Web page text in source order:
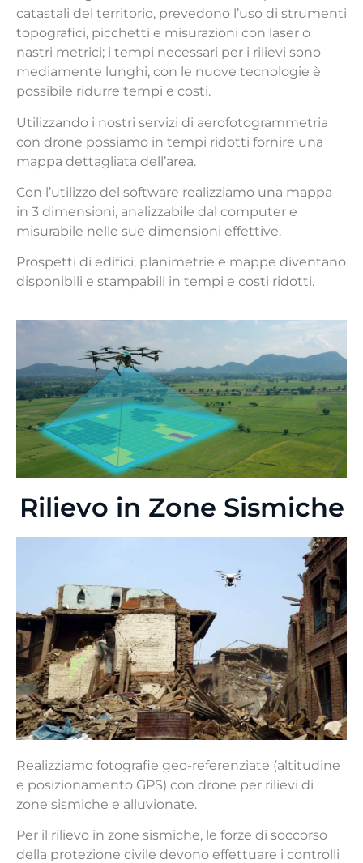
catastali del territorio, prevedono l’uso di strumenti
topografici, picchetti e misurazioni con laser o
nastri metrici; i tempi necessari per i rilievi sono
mediamente lunghi, con le nuove tecnologie è
possibile ridurre tempi e costi.
Utilizzando i nostri servizi di aerofotogrammetria
con drone possiamo in tempi ridotti fornire una
mappa dettagliata dell’area.
Con l’utilizzo del software realizziamo una mappa
in 3 dimensioni, analizzabile dal computer e
misurabile nelle sue dimensioni effettive.
Prospetti di edifici, planimetrie e mappe diventano
disponibili e stampabili in tempi e costi ridotti.
Rilievo in Zone Sismiche
Realizziamo fotografie geo-referenziate (altitudine
e posizionamento GPS) con drone per rilievi di
zone sismiche e alluvionate.
Per il rilievo in zone sismiche, le forze di soccorso
della protezione civile devono effettuare i controlli